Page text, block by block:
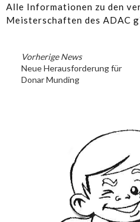
Alle Informationen zu den
Meisterschaften des ADAC
Vorherige News
Neue Herausforderung für
Donar Munding